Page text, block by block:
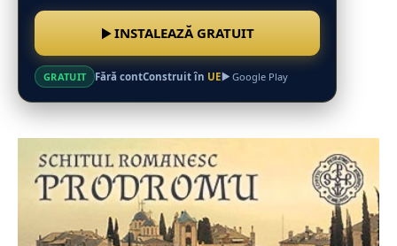
INSTALEAZĂ GRATUIT
GRATUIT Fără contConstruit în UE Google Play